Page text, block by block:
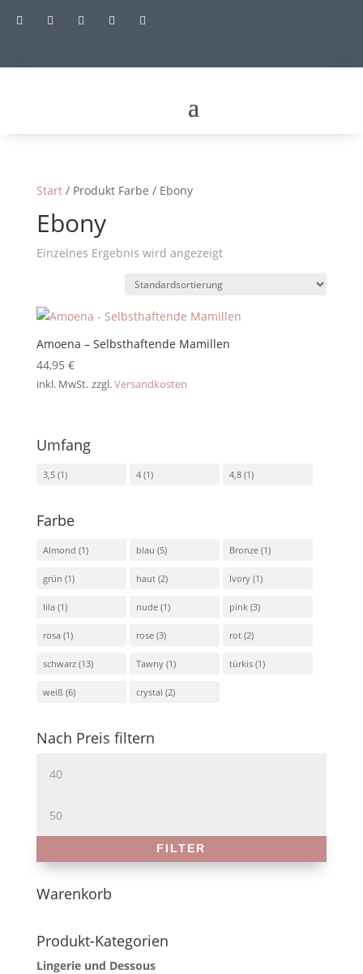
    
Start/ Produkt Farbe / Ebony
Ebony
Einzelnes Ergebnis wird angezeigt
Amoena – Selbsthaftende Mamillen
44,95 €
inkl. MwSt. zzgl.Versandkosten
Umfang
3,5 (1) 4 (1) 4,8 (1)
Farbe
Almond (1) blau (5) Bronze (1)
grün (1) haut (2) Ivory (1)
lila (1) nude (1) pink (3)
rosa (1) rose (3) rot (2)
schwarz (13) Tawny (1) türkis (1)
weiß (6) crystal (2)
Nach Preis filtern
FILTER
Warenkorb
Produkt-Kategorien
Lingerie und Dessous